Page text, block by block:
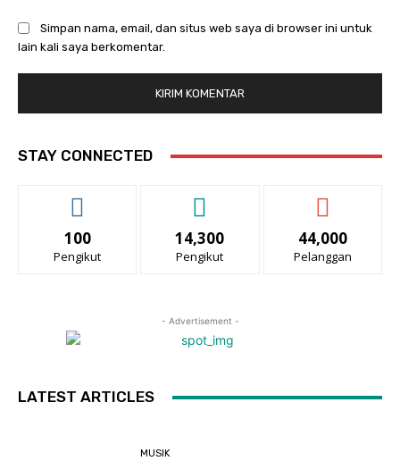
Simpan nama, email, dan situs web saya di browser ini untuk
lain kali saya berkomentar.
STAY CONNECTED
100
Pengikut
14,300
Pengikut
44,000
Pelanggan
- Advertisement -
LATEST ARTICLES
MUSIK